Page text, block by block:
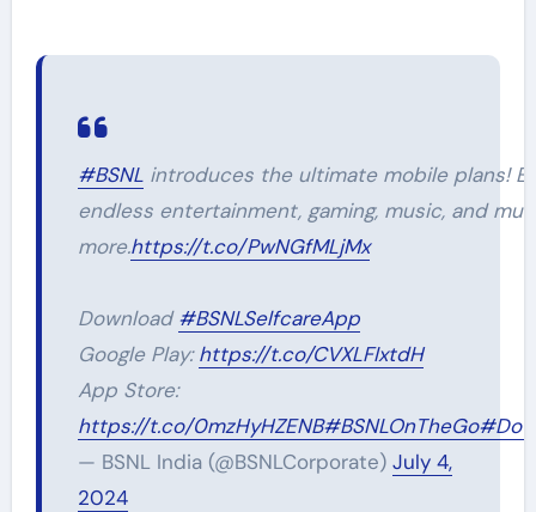
#BSNLintroduces the ultimate mobile plans!
endless entertainment, gaming, music, and
more.https://t.co/PwNGfMLjMx
Download#BSNLSelfcareApp
Google Play:https://t.co/CVXLFIxtdH
App Store:
https://t.co/0mzHyHZENB#BSNLOnTheGo
— BSNL India (@BSNLCorporate) July 4,
2024